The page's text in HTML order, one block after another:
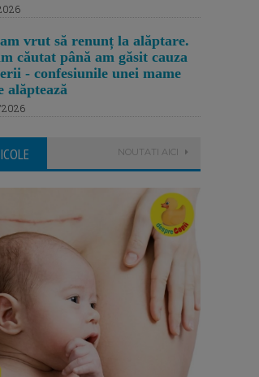
vrut să renunț la alăptare.
căutat până am găsit cauza
- confesiunile unei mame
alăptează
NOUTATI AICI